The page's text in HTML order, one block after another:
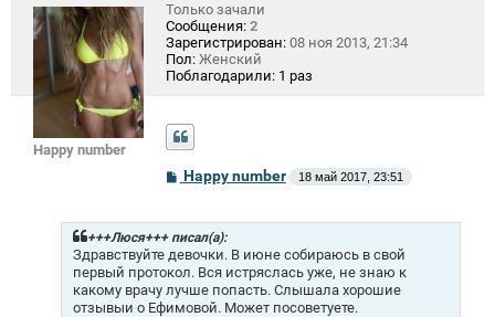
Happy number
Только зачали
Сообщения: 2
Зарегистрирован: 08 ноя 2013, 21:34
Пол: Женский
Поблагодарили: 1 раз
С
б
щ
е
н
и
е
Happy number 18 май 2017, 23:51
+++Люся+++ писал(а):
Здравствуйте девочки. В июне собираюсь в свой
первый протокол. Вся истряслась уже, не знаю к
какому врачу лучше попасть. Слышала хорошие
отзывыи о Ефимовой. Может посоветуете.